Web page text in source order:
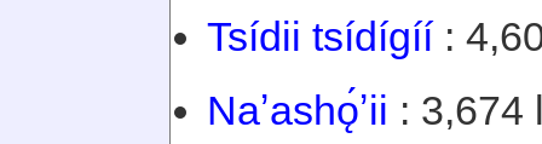
Tsídii tsídígíí:
Naʼashǫ́ʼii : 3,674